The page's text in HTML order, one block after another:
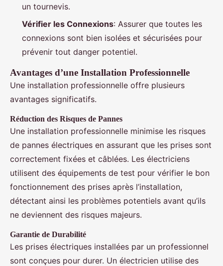
un tournevis.
Vérifier les Connexions: Assurer que toutes les
connexions sont bien isolées et sécurisées pour
prévenir tout danger potentiel.
Avantages d’une Installation Professionnelle
Une installation professionnelle offre plusieurs
avantages significatifs.
Réduction des Risques de Pannes
Une installation professionnelle minimise les risques
de pannes électriques en assurant que les prises sont
correctement fixées et câblées. Les électriciens
utilisent des équipements de test pour vérifier le bon
fonctionnement des prises après l’installation,
détectant ainsi les problèmes potentiels avant qu’ils
ne deviennent des risques majeurs.
Garantie de Durabilité
Les prises électriques installées par un professionnel
sont conçues pour durer. Un électricien utilise des